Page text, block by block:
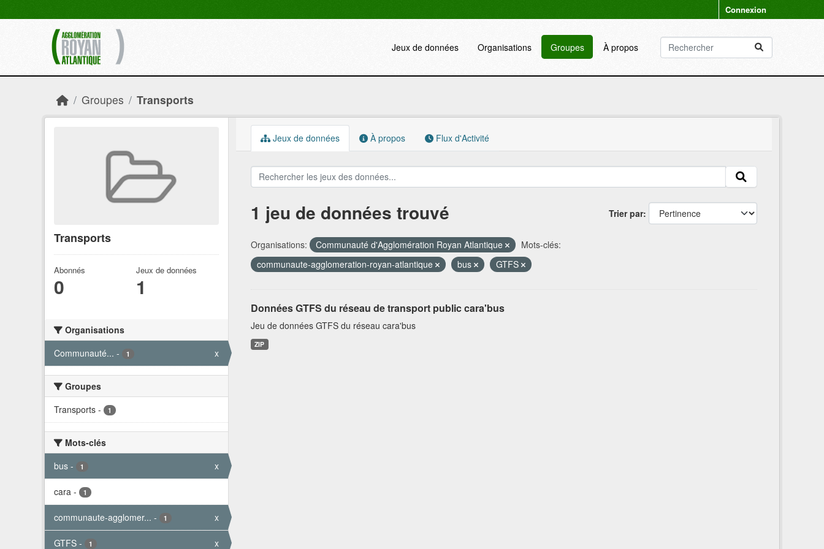
Connexion
Jeux de données Organisations Groupes À propos
Groupes Transports
Transports
Abonnés
0
Jeux de données
1
Organisations
Communauté... - 1 x
Groupes
Transports - 1
Mots-clés
bus - 1 x
cara - 1
communaute-agglomer... - 1 x
GTFS - 1 x
Jeux de données À propos Flux d'Activité
Trier par
1 jeu de données trouvé
Organisations: Communauté d'Agglomération Royan Atlantique
Mots-clés:
communaute-agglomeration-royan-atlantique
bus GTFS
Données GTFS du réseau de transport public cara'bus
Jeu de données GTFS du réseau cara'bus
ZIP